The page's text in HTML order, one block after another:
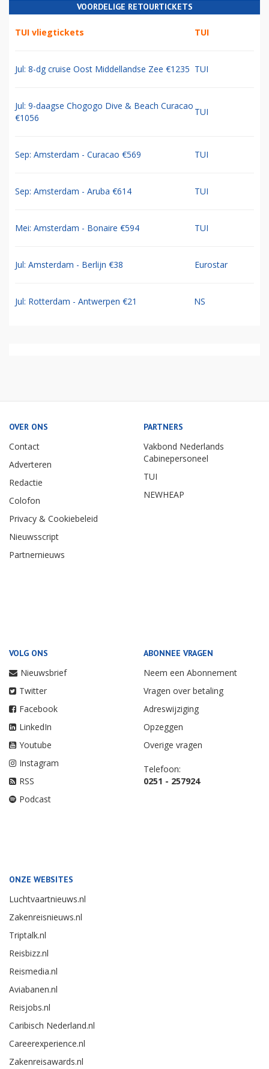
VOORDELIGE RETOURTICKETS
TUI vliegtickets TUI
Jul: 8-dg cruise Oost Middellandse Zee €1235 TUI
Jul: 9-daagse Chogogo Dive & Beach Curacao
€1056
TUI
Sep: Amsterdam - Curacao €569 TUI
Sep: Amsterdam - Aruba €614 TUI
Mei: Amsterdam - Bonaire €594 TUI
Jul: Amsterdam - Berlijn €38 Eurostar
Jul: Rotterdam - Antwerpen €21 NS
OVER ONS
Contact
Adverteren
Redactie
Colofon
Privacy & Cookiebeleid
Nieuwsscript
Partnernieuws
PARTNERS
Vakbond Nederlands
Cabinepersoneel
TUI
NEWHEAP
VOLG ONS
Nieuwsbrief
Twitter
Facebook
LinkedIn
Youtube
Instagram
RSS
Podcast
ABONNEE VRAGEN
Neem een Abonnement
Vragen over betaling
Adreswijziging
Opzeggen
Overige vragen
Telefoon:
0251 - 257924
ONZE WEBSITES
Luchtvaartnieuws.nl
Zakenreisnieuws.nl
Triptalk.nl
Reisbizz.nl
Reismedia.nl
Aviabanen.nl
Reisjobs.nl
Caribisch Nederland.nl
Careerexperience.nl
Zakenreisawards.nl